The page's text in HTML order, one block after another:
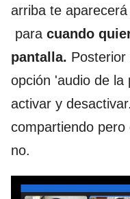
arriba te
para cuando
pantalla.
opción 'audio de la
activar y
compartiendo
no.